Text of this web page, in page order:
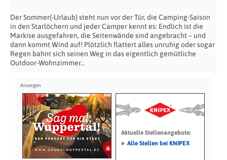
Der Sommer(-Urlaub) steht nun vor der Tür, die Camping-Saison
in den Starlöchern und jeder Camper kennt es: Endlich ist die
Markise ausgefahren, die Seitenwände sind angebracht – und
dann kommt Wind auf! Plötzlich flattert alles unruhig oder sogar
Regen bahnt sich seinen Weg in das eigentlich gemütliche
Outdoor-Wohnzimmer…
Aktuelle Stellenangebote:
» Alle Stellen bei KNIPEX